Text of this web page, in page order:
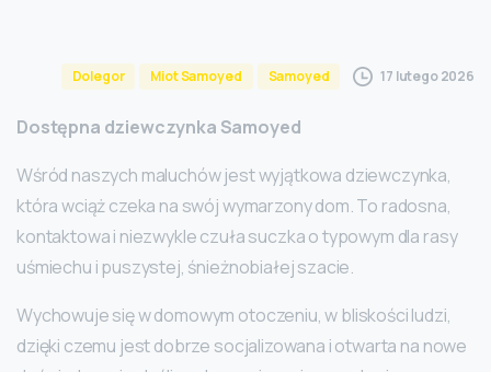
Dolegor Miot Samoyed Samoyed 17 lutego 2026
Dostępna dziewczynka Samoyed
Wśród naszych maluchów jest wyjątkowa dziewczynka,
która wciąż czeka na swój wymarzony dom. To radosna,
kontaktowa i niezwykle czuła suczka o typowym dla rasy
uśmiechu i puszystej, śnieżnobiałej szacie.
Wychowuje się w domowym otoczeniu, w bliskości ludzi,
dzięki czemu jest dobrze socjalizowana i otwarta na nowe